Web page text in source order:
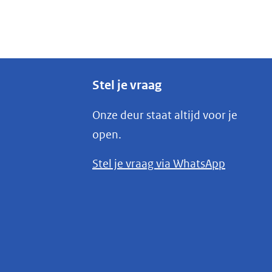
Stel je vraag
Onze deur staat altijd voor je
open.
Stel je vraag via WhatsApp